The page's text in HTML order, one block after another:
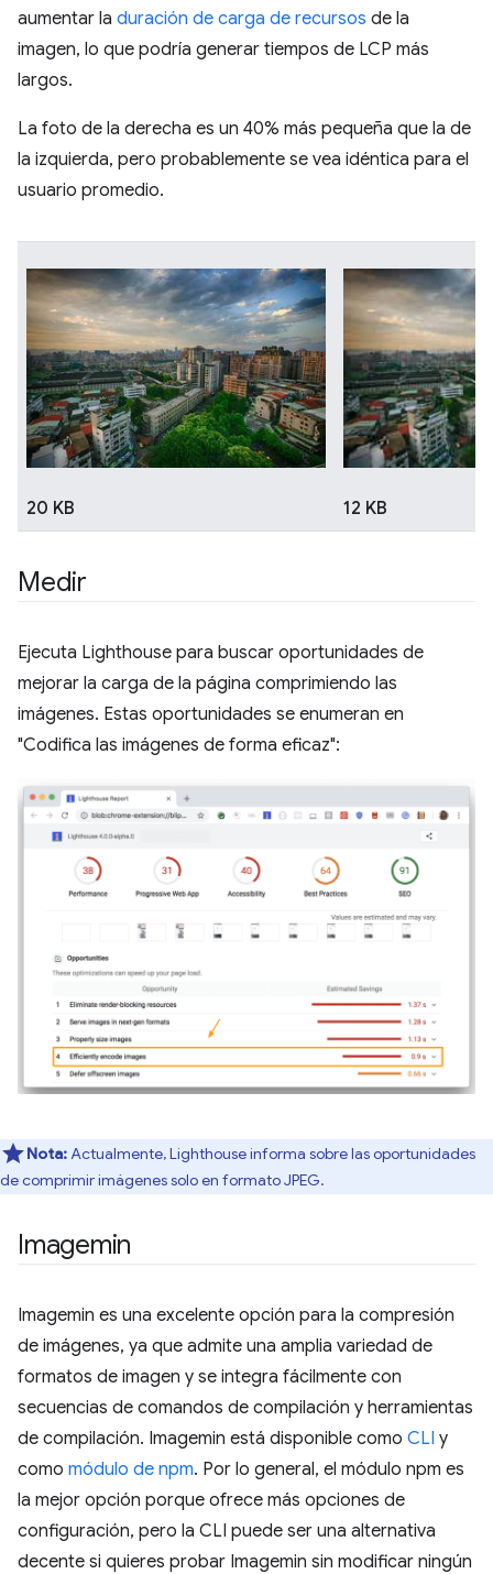
aumentar la duración de carga de recursos de la
imagen, lo que podría generar tiempos de LCP más
largos.
La foto de la derecha es un 40% más pequeña que la de
la izquierda, pero probablemente se vea idéntica para el
usuario promedio.
20 KB 12 KB
Medir
Ejecuta Lighthouse para buscar oportunidades de
mejorar la carga de la página comprimiendo las
imágenes. Estas oportunidades se enumeran en
"Codifica las imágenes de forma eficaz":
Nota:Actualmente, Lighthouse informa sobre las oportunidades
de comprimir imágenes solo en formato JPEG.
Imagemin
Imagemin es una excelente opción para la compresión
de imágenes, ya que admite una amplia variedad de
formatos de imagen y se integra fácilmente con
secuencias de comandos de compilación y herramientas
de compilación. Imagemin está disponible como CLI y
como módulo de npm. Por lo general, el módulo npm es
la mejor opción porque ofrece más opciones de
configuración, pero la CLI puede ser una alternativa
decente si quieres probar Imagemin sin modificar ningún